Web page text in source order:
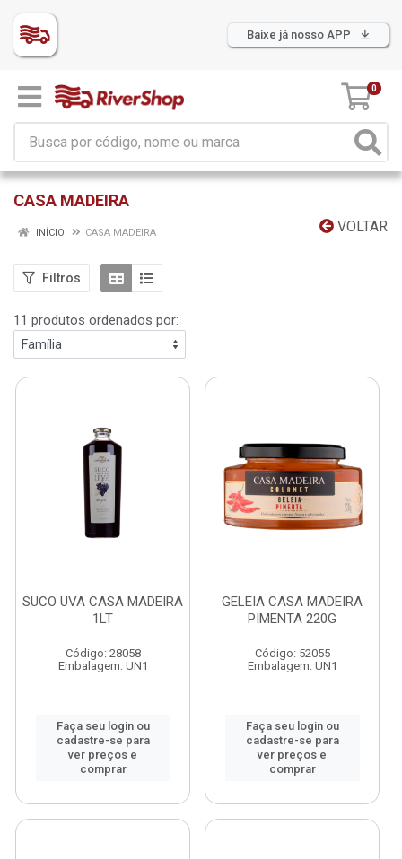
Baixe já nosso APP
0
CASA MADEIRA
VOLTAR
INÍCIO CASA MADEIRA
Filtros
11 produtos ordenados por:
SUCO UVA CASA MADEIRA
1LT
Código: 28058
Embalagem: UN1
Faça seu login ou
cadastre-se para
ver preços e
comprar
GELEIA CASA MADEIRA
PIMENTA 220G
Código: 52055
Embalagem: UN1
Faça seu login ou
cadastre-se para
ver preços e
comprar